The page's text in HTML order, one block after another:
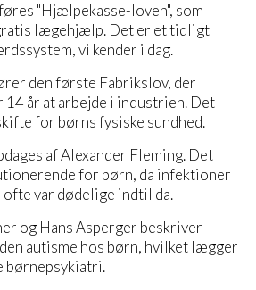
"Hjælpekasse-loven", som
lægehjælp. Det er et tidligt
vi kender i dag.
den første Fabrikslov, der
år at arbejde i industrien. Det
for børns fysiske sundhed.
af Alexander Fleming. Det
for børn, da infektioner
var dødelige indtil da.
og Hans Asperger beskriver
autisme hos børn, hvilket lægger
børnepsykiatri.